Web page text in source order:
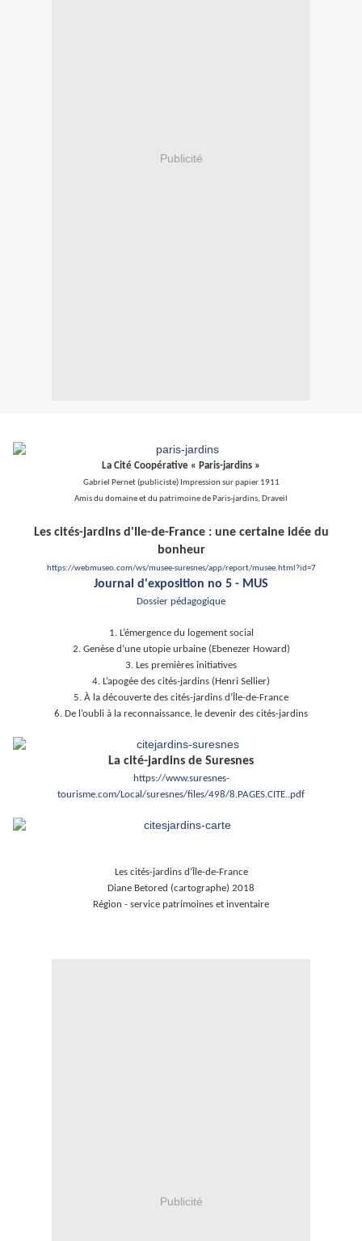
Publicité
La Cité Coopérative « Paris-jardins »
Gabriel Pernet (publiciste) Impression sur papier 1911
Amis du domaine et du patrimoine de Paris-jardins, Draveil
Les cités-jardins d'Ile-de-France : une certaine idée du
bonheur
https://webmuseo.com/ws/musee-suresnes/app/report/musee.html?id=7
Journal d'exposition no 5 - MUS
Dossier pédagogique
1. L’émergence du logement social
2. Genèse d’une utopie urbaine (Ebenezer Howard)
3. Les premières initiatives
4. L’apogée des cités-jardins (Henri Sellier)
5. À la découverte des cités-jardins d’Île-de-France
6. De l’oubli à la reconnaissance, le devenir des cités-jardins
La cité-jardins de Suresnes
https://www.suresnes-
tourisme.com/Local/suresnes/files/498/8.PAGES.CITE..pdf
Les cités-jardins d’Île-de-France
Diane Betored (cartographe) 2018
Région - service patrimoines et inventaire
Publicité